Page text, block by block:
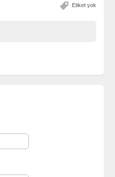
Etiket yok